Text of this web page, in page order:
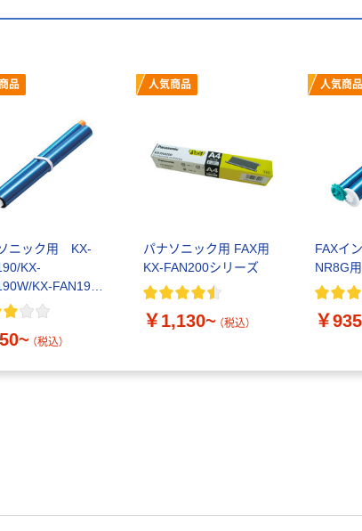
品
ニック用 KX-
KX-
KX-FAN191
ズ エレコム
（税込）
人気商品
パナソニック用 FAX用
KX-FAN200シリーズ
￥1,130~ （税込）
人気商品
FAXイ
NR8G用
￥